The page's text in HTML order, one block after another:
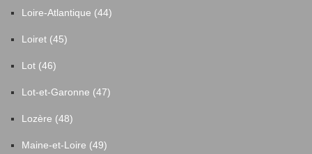
Loire-Atlantique (44)
Loiret (45)
Lot (46)
Lot-et-Garonne (47)
Lozère (48)
Maine-et-Loire (49)